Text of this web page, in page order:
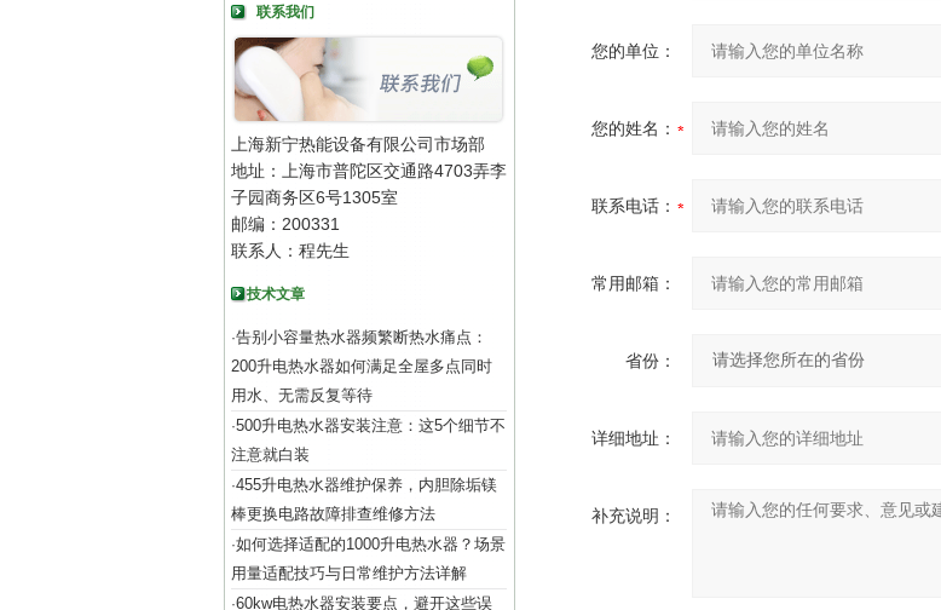
联系我们
上海新宁热能设备有限公司市场部
地址：上海市普陀区交通路4703弄李
子园商务区6号1305室
邮编：200331
联系人：程先生
技术文章
·告别小容量热水器频繁断热水痛点：
200升电热水器如何满足全屋多点同时
用水、无需反复等待
·500升电热水器安装注意：这5个细节不
注意就白装
·455升电热水器维护保养，内胆除垢镁
棒更换电路故障排查维修方法
·如何选择适配的1000升电热水器？场景
用量适配技巧与日常维护方法详解
·60kw电热水器安装要点，避开这些误
您的单位：
您的姓名：
联系电话：
常用邮箱：
省份：
详细地址：
补充说明：